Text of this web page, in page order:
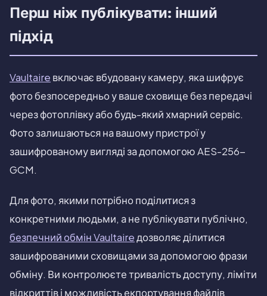
Перш ніж публікувати: інший
підхід
Vaultaire включає вбудовану камеру, яка шифрує
фото безпосередньо у ваше сховище без передачі
через фотоплівку або будь-який хмарний сервіс.
Фото залишаються на вашому пристрої у
зашифрованому вигляді за допомогою AES-256-
GCM.
Для фото, якими потрібно поділитися з
конкретними людьми, а не публікувати публічно,
безпечний обмін Vaultaireдозволяє ділитися
зашифрованими сховищами за допомогою фрази
обміну. Ви контролюєте тривалість доступу, ліміти
відкриттів і можливість екпортування файлів